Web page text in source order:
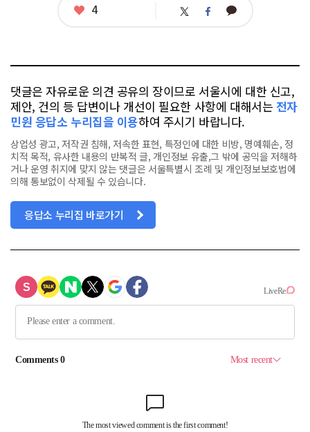
좋
4 트 페 카
댓글은 자유로운 의견 공유의 장이므로 서울시에 대한 신고,
제안, 건의 등 답변이나 개선이 필요한 사항에 대해서는 전자
민원 응답소 누리집을 이용하여 주시기 바랍니다.
상업성 광고, 저작권 침해, 저속한 표현, 특정인에 대한 비방, 명예훼손, 정
치적 목적, 유사한 내용의 반복적 글, 개인정보 유출,그 밖에 공익을 저해하
거나 운영 취지에 맞지 않는 댓글은 서울특별시 조례 및 개인정보보호법에
의해 통보없이 삭제될 수 있습니다.
응답소 누리집 바로가기